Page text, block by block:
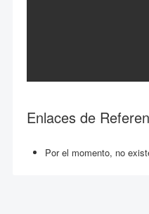
Enlaces de
Por el momento, no